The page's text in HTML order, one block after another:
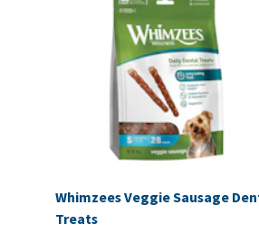
Whimzees Veggie Sausage
Treats